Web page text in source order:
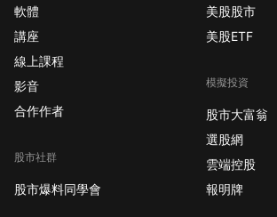
軟體
講座
線上課程
影音
合作作者
股市社群
股市爆料同學會
美股股市
美股ETF
模擬投資
股市大富翁
選股網
雲端控股
報明牌